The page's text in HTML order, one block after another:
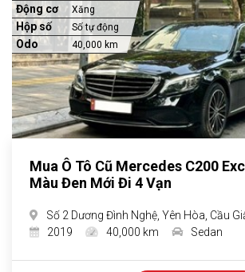
Động cơ Xăng
Hộp số Số tự động
Odo 40,000 km
Mua Ô Tô Cũ Mercedes C200
Màu Đen Mới Đi 4 Vạn
Số 2 Dương Đình Nghệ, Yên Hòa, Cầu
2019
40,000 km Sedan